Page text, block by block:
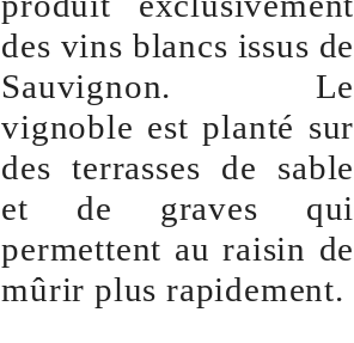
des vins blancs issus de
Sauvignon. Le
vignoble est planté sur
des terrasses de sable
et de graves qui
permettent au raisin de
mûrir plus rapidement.